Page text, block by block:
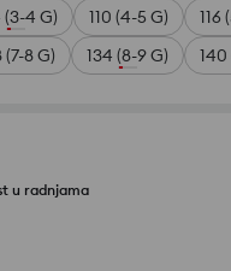
(3-4 G) 110 (4-5 G)
116
(7-8 G) 134 (8-9 G) 140
u radnjama